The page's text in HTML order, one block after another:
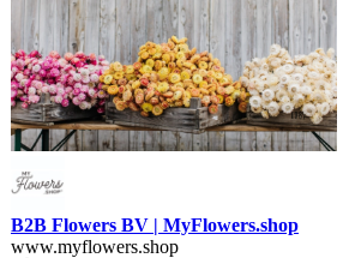
B2B Flowers BV | MyFlowers.shop
www.myflowers.shop